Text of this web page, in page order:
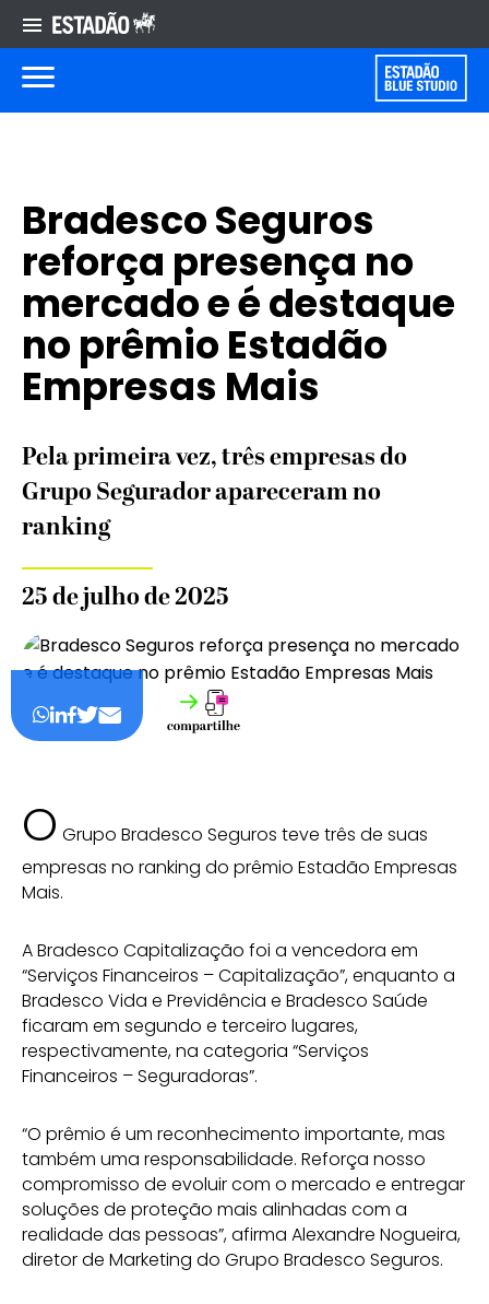
Bradesco Seguros
reforça presença no
mercado e é destaque
no prêmio Estadão
Empresas Mais
Pela primeira vez, três empresas do
Grupo Segurador apareceram no
ranking
25 de julho de 2025
O Grupo Bradesco Seguros teve três de suas
empresas no ranking do prêmio Estadão Empresas
Mais.
A Bradesco Capitalização foi a vencedora em
“Serviços Financeiros – Capitalização”, enquanto a
Bradesco Vida e Previdência e Bradesco Saúde
ficaram em segundo e terceiro lugares,
respectivamente, na categoria “Serviços
Financeiros – Seguradoras”.
“O prêmio é um reconhecimento importante, mas
também uma responsabilidade. Reforça nosso
compromisso de evoluir com o mercado e entregar
soluções de proteção mais alinhadas com a
realidade das pessoas”, afirma Alexandre Nogueira,
diretor de Marketing do Grupo Bradesco Seguros.